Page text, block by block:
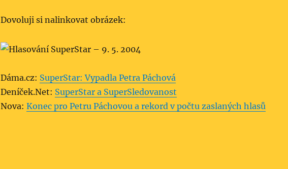
Dovoluji si nalinkovat obrázek:
Dáma.cz: SuperStar: Vypadla Petra Páchová
Deníček.Net: SuperStar a SuperSledovanost
Nova: Konec pro Petru Páchovou a rekord v počtu zaslaných hlasů